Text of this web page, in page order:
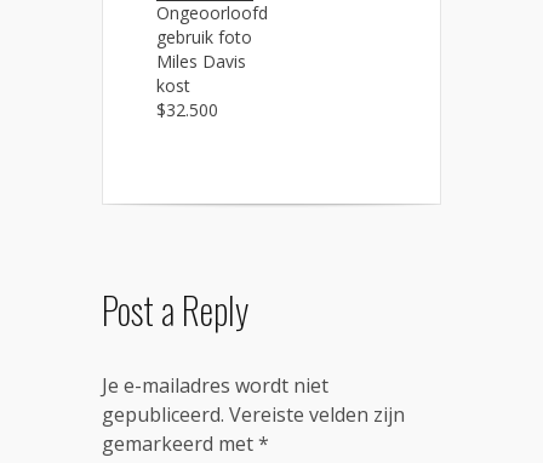
Ongeoorloofd
gebruik foto
Miles Davis
kost
$32.500
Post a Reply
Je e-mailadres wordt niet
gepubliceerd. Vereiste velden zijn
gemarkeerd met*